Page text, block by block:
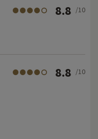
8.8 /10
8.8 /10